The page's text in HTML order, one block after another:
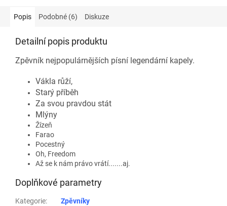
Popis Podobné (6) Diskuze
Detailní popis produktu
Zpěvník nejpopulárnějších písní legendární kapely.
Vákla růží,
Starý příběh
Za svou pravdou stát
Mlýny
Žízeň
Farao
Pocestný
Oh, Freedom
Až se k nám právo vrátí.......aj.
Doplňkové parametry
Kategorie:
Zpěvníky